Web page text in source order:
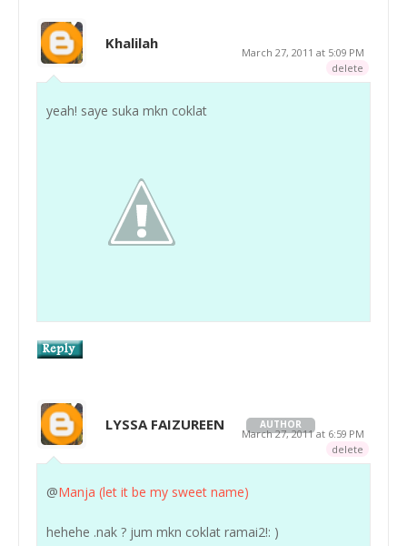
Khalilah
March 27, 2011 at 5:09 PM
delete
yeah! saye suka mkn coklat
LYSSA FAIZUREEN AUTHOR
March 27, 2011 at 6:59 PM
delete
@Manja (let it be my sweet name)
hehehe .nak ? jum mkn coklat ramai2!: )